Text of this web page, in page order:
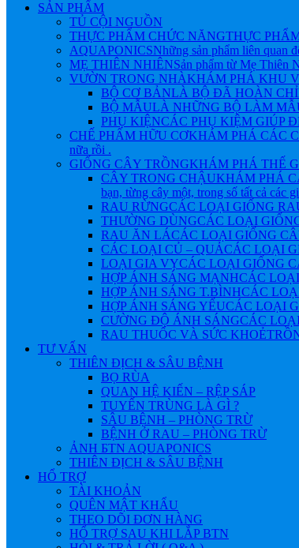
SẢN PHẨM
TỦ CỘI NGUỒN
THỰC PHẨM CHỨC NĂNGTHỰC
AQUAPONICSNhững sản phẩm liên quan
MẸ THIÊN NHIÊNSản phẩm từ Mẹ Thiên
VƯỜN TRONG NHÀKHÁM PHÁ KHU
BỘ CƠ BẢNLÀ BỘ ĐÃ HOÀN
BỘ MẪULÀ NHỮNG BỘ LÀM
PHỤ KIỆNCÁC PHỤ KIỆM GIÚP
CHẾ PHẨM HỮU CƠKHÁM PHÁ CÁC
nữa rồi .
GIỐNG CÂY TRỒNGKHÁM PHÁ THẾ
CÂY TRONG CHẬUKHÁM PHÁ
bạn, từng cây một, trong số tất cả các
RAU RỪNGCÁC LOẠI GIỐNG
THƯỜNG DÙNGCÁC LOẠI
RAU ĂN LÁCÁC LOẠI GIỐNG
CÁC LOẠI CỦ – QUẢCÁC LOẠI
LOẠI GIA VỴCÁC LOẠI GIỐNG
HỢP ÁNH SÁNG MẠNHCÁC
HỢP ÁNH SÁNG T.BÌNHCÁC
HỢP ÁNH SÁNG YẾUCÁC LOẠI
CƯỜNG ĐỘ ÁNH SÁNGCÁC
RAU THUỐC VÀ SỨC KHOẺ
TƯ VẤN
THIÊN ĐỊCH & SÂU BỆNH
BỌ RÙA
QUAN HỆ KIẾN – RỆP SÁP
TUYẾN TRÙNG LÀ GÌ ?
SÂU BỆNH – PHÒNG TRỪ
BỆNH Ở RAU – PHÒNG TRỪ
ẢNH БTN AQUAPONICS
THIÊN ĐỊCH & SÂU BỆNH
HỔ TRỢ
TÀI KHOẢN
QUÊN MẬT KHẨU
THEO DÕI ĐƠN HÀNG
HỔ TRỢ SAU KHI LẮP BTN